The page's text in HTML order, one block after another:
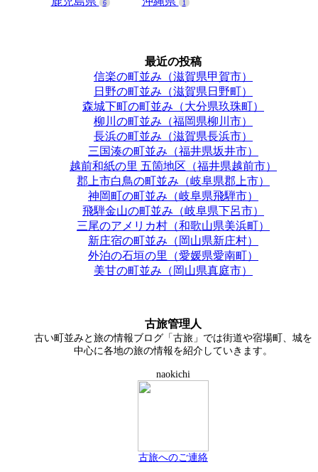
6 1
最近の投稿
信楽の町並み（滋賀県甲賀市）
日野の町並み（滋賀県日野町）
森城下町の町並み（大分県玖珠町）
柳川の町並み（福岡県柳川市）
長浜の町並み（滋賀県長浜市）
三国湊の町並み（福井県坂井市）
越前和紙の里 五箇地区（福井県越前市）
郡上市白鳥の町並み（岐阜県郡上市）
神岡町の町並み（岐阜県飛騨市）
飛騨金山の町並み（岐阜県下呂市）
三尾のアメリカ村（和歌山県美浜町）
新庄宿の町並み（岡山県新庄村）
外泊の石垣の里（愛媛県愛南町）
美甘の町並み（岡山県真庭市）
古旅管理人
古い町並みと旅の情報ブログ「古旅」では街道や宿場町、城を
中心に各地の旅の情報を紹介していきます。
naokichi
古旅へのご連絡